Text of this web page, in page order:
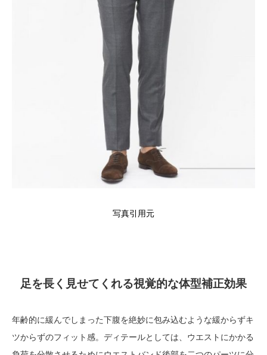
写真引用元
足を長く見せてくれる視覚的な体型補正効果
年齢的に緩んでしまった下腹を絶妙に包み込むような緩からずキ
ツからずのフィット感。ディテールとしては、ウエストにかかる